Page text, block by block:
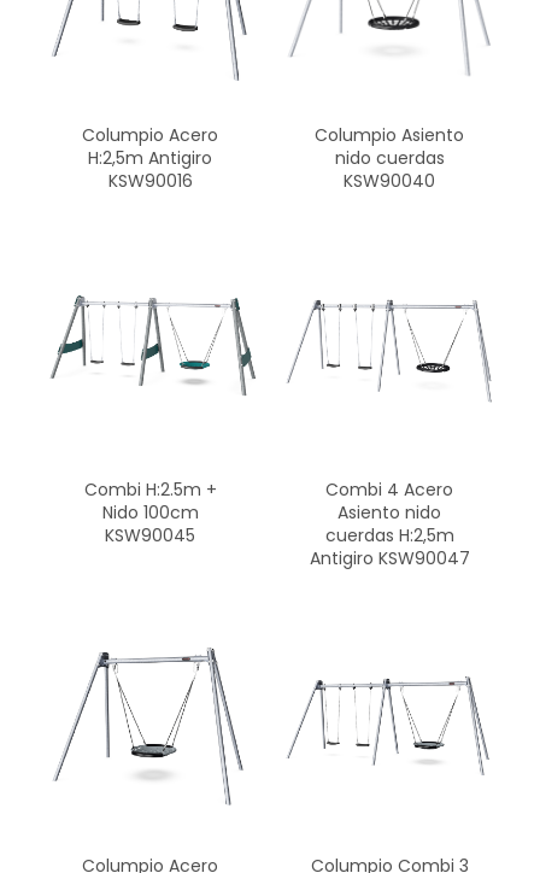
Columpio Acero
H:2,5m Antigiro
KSW90016
Columpio Asiento
nido cuerdas
KSW90040
Combi H:2.5m +
Nido 100cm
KSW90045
Combi 4 Acero
Asiento nido
cuerdas H:2,5m
Antigiro KSW90047
Columpio Acero
Columpio Combi 3